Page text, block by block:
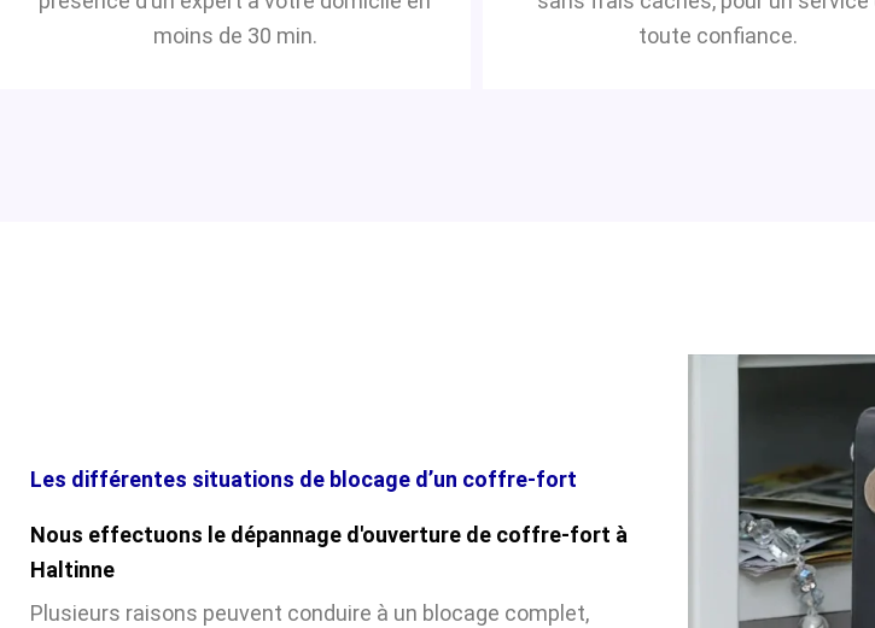
moins de 30 min.
toute confiance.
Les différentes situations de blocage d’un coffre-fort
Nous effectuons le dépannage d'ouverture de coffre-fort à
Haltinne
Plusieurs raisons peuvent conduire à un blocage complet,